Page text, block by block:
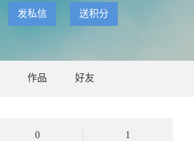
发私信 送积分
作品 好友
0
1